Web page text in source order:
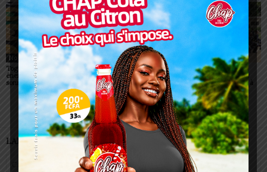
Non classé
Togo/ Boissons
énergisantes: l’État tire la
sonnette d’alarme
Non classé
Togo/ Rentrée scolaire
2026-2027: consultez la
liste officielle des écoles
autorisées
Non classé
ESSAL 2026 : les
admissibles convoqués
pour la visite médicale à
Lomé
LAISSER UN COMMENTAIRE